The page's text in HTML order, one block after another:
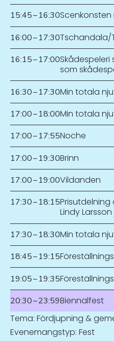
15:45–16:30
16:00–17:30Tschandala/
16:15–17:00
som
16:30–17:30Min totala
17:00–18:00Min totala
17:00–17:55Noche
17:00–19:30Brinn
17:00–19:00Vildanden
17:30–18:15
Lindy Larsson
17:30–18:30Min totala
18:45–19:15
19:05–19:35
20:30–23:59Biennalfest
Tema: Fördjupning &
Evenemangstyp: Fest